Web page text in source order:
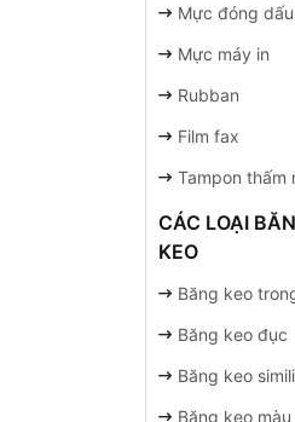
Mực đóng dấu
Mực máy in
Rubban
Film fax
Tampon thấm
CÁC LOẠI
KEO
Băng keo
Băng keo đục
Băng keo simili
Băng keo màu